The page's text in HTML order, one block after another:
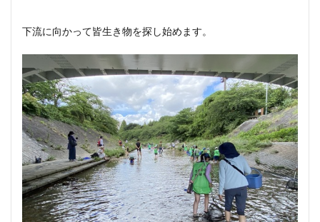
下流に向かって皆生き物を探し始めます。